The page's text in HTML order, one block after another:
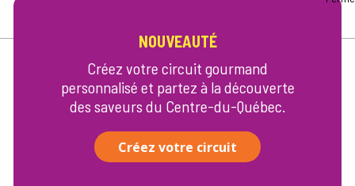
NOUVEAUTÉ
Créez votre circuit gourmand
personnalisé et partez à la découverte
des saveurs du Centre-du-Québec.
Créez votre circuit